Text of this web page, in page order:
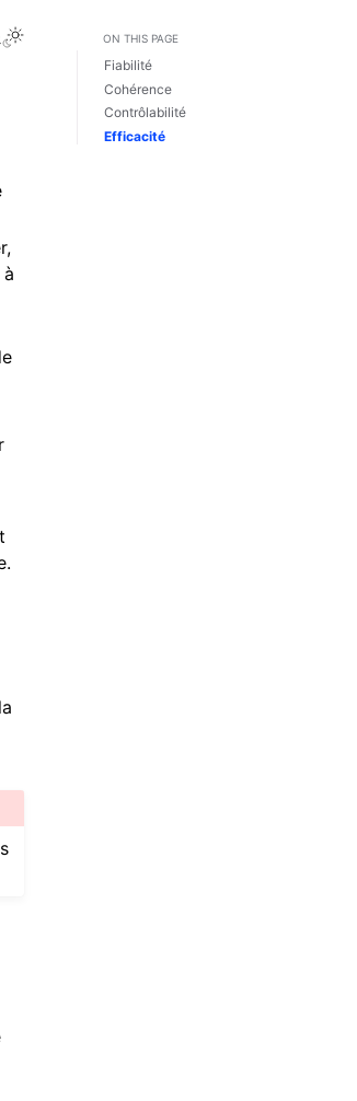
View this page
Toggle Light / Dark / Auto color theme
ON THIS PAGE
Fiabilité
Cohérence
Contrôlabilité
Efficacité